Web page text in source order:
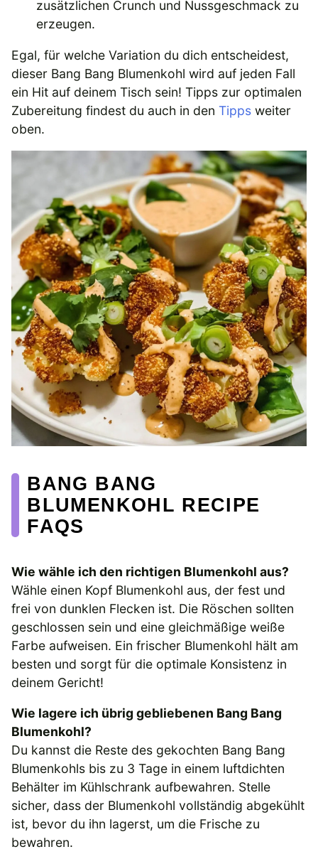
zusätzlichen Crunch und Nussgeschmack zu
erzeugen.
Egal, für welche Variation du dich entscheidest,
dieser Bang Bang Blumenkohl wird auf jeden Fall
ein Hit auf deinem Tisch sein! Tipps zur optimalen
Zubereitung findest du auch in den Tipps weiter
oben.
BANG BANG
BLUMENKOHL RECIPE
FAQS
Wie wähle ich den richtigen Blumenkohl aus?
Wähle einen Kopf Blumenkohl aus, der fest und
frei von dunklen Flecken ist. Die Röschen sollten
geschlossen sein und eine gleichmäßige weiße
Farbe aufweisen. Ein frischer Blumenkohl hält am
besten und sorgt für die optimale Konsistenz in
deinem Gericht!
Wie lagere ich übrig gebliebenen Bang Bang
Blumenkohl?
Du kannst die Reste des gekochten Bang Bang
Blumenkohls bis zu 3 Tage in einem luftdichten
Behälter im Kühlschrank aufbewahren. Stelle
sicher, dass der Blumenkohl vollständig abgekühlt
ist, bevor du ihn lagerst, um die Frische zu
bewahren.